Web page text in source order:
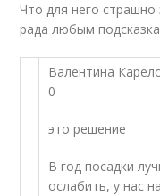
Что для него
рада любым
Валентина
0
это решение
В год посадки
ослабить, у нас